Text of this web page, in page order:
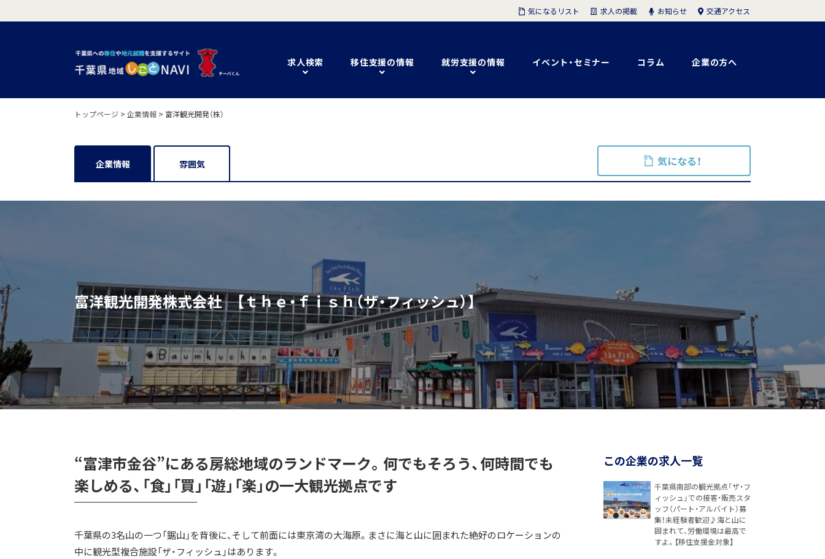
求人検索 移住支援の情報 就労支援の情報 イベント・セミナー コラム 企業の方へ
気になるリスト 求人の掲載 お知らせ 交通アクセス
トップページ > 企業情報 > 富洋観光開発（株）
企業情報 雰囲気 気になる！
富洋観光開発株式会社 【ｔｈｅ・ｆｉｓｈ（ザ・フィッシュ）】
“富津市金谷”にある房総地域のランドマーク。何でもそろう、何時間でも
楽しめる、「食」「買」「遊」「楽」の一大観光拠点です
千葉県の3名山の一つ「鋸山」を背後に、そして前面には東京湾の大海原。まさに海と山に囲まれた絶好のロケーションの
中に観光型複合施設「ザ・フィッシュ」はあります。
この企業の求人一覧
千葉県南部の観光拠点「ザ・フ
ィッシュ」での接客・販売スタ
ッフ（パート・アルバイト）募
集！未経験者歓迎♪海と山に
囲まれて、労働環境は最高で
すよ。【移住支援金対象】